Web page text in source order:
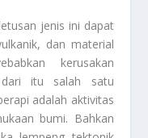
jenis ini dapat
dan material
kerusakan
itu salah satu
adalah aktivitas
bumi. Bahkan